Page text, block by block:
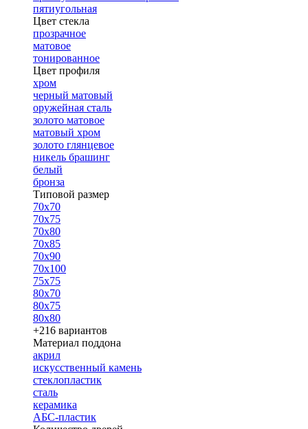
пятиугольная
Цвет стекла
прозрачное
матовое
тонированное
Цвет профиля
хром
черный матовый
оружейная сталь
золото матовое
матовый хром
золото глянцевое
никель брашинг
белый
бронза
Типовой размер
70х70
70х75
70х80
70х85
70х90
70х100
75х75
80х70
80х75
80х80
+216 вариантов
Материал поддона
акрил
искусственный камень
стеклопластик
сталь
керамика
АБС-пластик